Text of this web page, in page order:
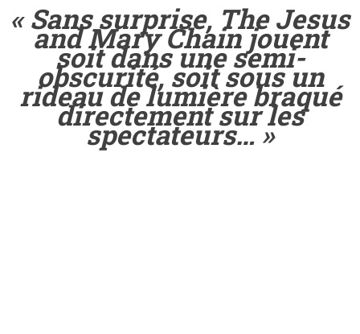
« Sans surprise, The Jesus
and Mary Chainjouent
soit dans une semi-
obscurité, soit sous un
rideau de lumière braqué
directement sur les
spectateurs… »